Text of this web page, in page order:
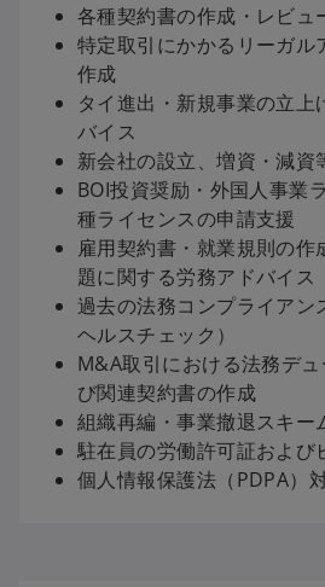
各種契約書の作成・レビュ
特定取引にかかるリーガル
作成
タイ進出・新規事業の立上
バイス
新会社の設立、増資・減資
BOI投資奨励・外国人事業
種ライセンスの申請支援
雇用契約書・就業規則の作
題に関する労務アドバイス
過去の法務コンプライアン
ヘルスチェック）
M&A取引における法務デ
び関連契約書の作成
組織再編・事業撤退スキー
駐在員の労働許可証および
個人情報保護法（PDPA）